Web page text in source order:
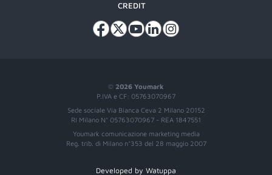
© 2026 Youmark
P.IVA e CF: 05763070967
Sede sociale Via Bianca Ceva 2 Milano 20152
RI Milano N° 05763070967 - REA 1847551
Youmark comunicazione marketing media
Reg. trib. di Milano n°353 del 28 maggio 2007
CREDIT
Developed by Watuppa